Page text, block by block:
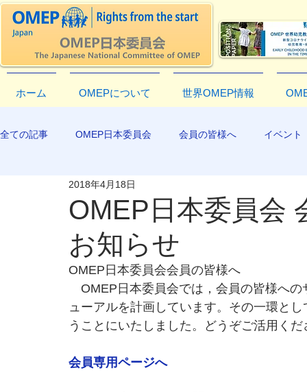
ホーム OMEPについて 世界OMEP情報
全ての記事 OMEP日本委員会 会員の皆様へ イベント
EXCO-COMMUNICATION
OMEP日本委員会
お知らせ
2018年4月18日
OMEP日本委員会会員の皆様へ
OMEP日本委員会では，会員の皆様への
ューアルを計画しています。その一環と
うことにいたしました。どうぞご活用くだ
会員専用ページへ